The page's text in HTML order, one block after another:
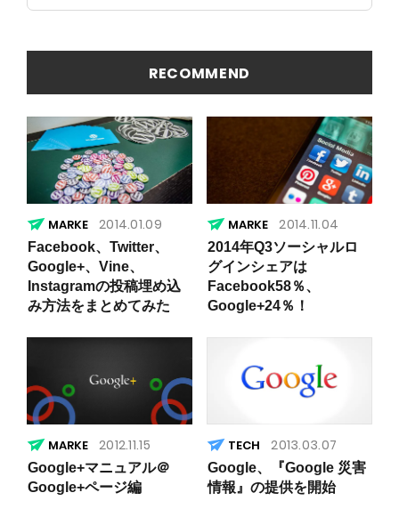
トの概要
見つける
方法
ト」の原
RECOMMEND
2014.01.09
Facebook、Twitter、
Google+、Vine、
Instagramの投稿埋め込
み方法をまとめてみた
2014.11.04
2014年Q3ソーシャルロ
グインシェアは
Facebook58％、
Google+24％！
2012.11.15
Google+マニュアル＠
Google+ページ編
2013.03.07
Google、『Google 災害
情報』の提供を開始